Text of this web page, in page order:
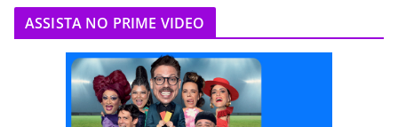
ASSISTA NO PRIME VIDEO